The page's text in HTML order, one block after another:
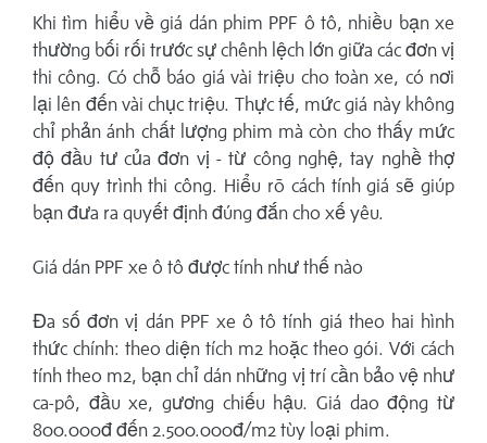
Khi tìm hiểu về giá dán phim PPF ô tô, nhiều bạn xe
thường bối rối trước sự chênh lệch lớn giữa các đơn vị
thi công. Có chỗ báo giá vài triệu cho toàn xe, có nơi
lại lên đến vài chục triệu. Thực tế, mức giá này không
chỉ phản ánh chất lượng phim mà còn cho thấy mức
độ đầu tư của đơn vị - từ công nghệ, tay nghề thợ
đến quy trình thi công. Hiểu rõ cách tính giá sẽ giúp
bạn đưa ra quyết định đúng đắn cho xế yêu.
Giá dán PPF xe ô tô được tính như thế nào
Đa số đơn vị dán PPF xe ô tô tính giá theo hai hình
thức chính: theo diện tích m2 hoặc theo gói. Với cách
tính theo m2, bạn chỉ dán những vị trí cần bảo vệ như
ca-pô, đầu xe, gương chiếu hậu. Giá dao động từ
800.000đ đến 2.500.000đ/m2 tùy loại phim.